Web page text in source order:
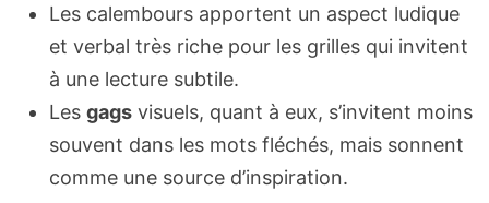
Les calembours apportent un aspect ludique
et verbal très riche pour les grilles qui invitent
à une lecture subtile.
Les gagsvisuels, quant à eux, s’invitent moins
souvent dans les mots fléchés, mais sonnent
comme une source d’inspiration.